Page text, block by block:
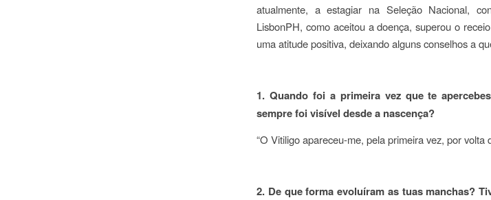
atualmente, a estagiar na Seleção Nacional,
LisbonPH, como aceitou a doença, superou o
uma atitude positiva, deixando alguns conselhos a
1. Quando foi a primeira vez que te
sempre foi visível desde a nascença?
“O Vitiligo apareceu-me, pela primeira vez, por volta
2. De que forma evoluíram as tuas manchas?